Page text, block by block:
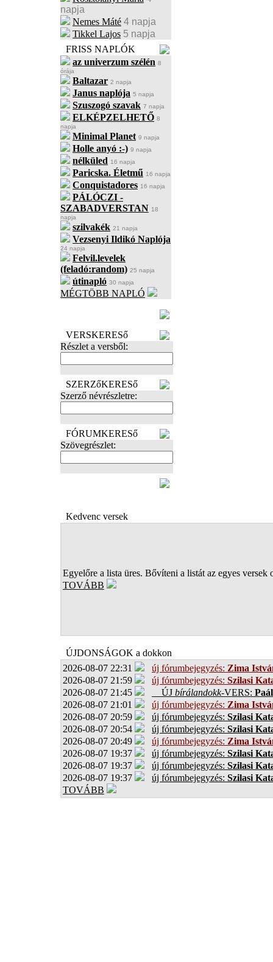
napja
Nemes Máté 4 napja
Tikkel Lajos 5 napja
FRISS NAPLÓK
az univerzum szélén 8
órája
Baltazar 2 napja
Janus naplója 5 napja
Szuszogó szavak 7 napja
ELKÉPZELHETŐ 8
napja
Minimal Planet 9 napja
Holle anyó :-) 9 napja
nélküled 16 napja
Paricska. Életmű 16 napja
Conquistadores 16 napja
PÁLÓCZI -
SZABADVERSTAN 18
napja
szilvakék 21 napja
Vezsenyi Ildikó Naplója
24 napja
Felvil.levelek
(feladó:random) 25 napja
útinapló 30 napja
MÉGTÖBB NAPLÓ
VERSKERESő
Részlet a versből:
SZERZőKERESő
Szerző névrészletre:
FÓRUMKERESő
Szövegrészlet:
Kedvenc versek
Egyelőre a lista üres. Bővíteni a listát az egyes versek
TOVÁBB
ÚJDONSÁGOK a dokkon
2026-08-07 22:31
új fórumbejegyzés: Zima
2026-08-07 21:59
új fórumbejegyzés: Szilasi
2026-08-07 21:45
ÚJ bírálandokk-VERS:
2026-08-07 21:01
új fórumbejegyzés: Zima
2026-08-07 20:59
új fórumbejegyzés: Szilasi
2026-08-07 20:54
új fórumbejegyzés: Szilasi
2026-08-07 20:49
új fórumbejegyzés: Zima
2026-08-07 19:37
új fórumbejegyzés: Szilasi
2026-08-07 19:37
új fórumbejegyzés: Szilasi
2026-08-07 19:37
új fórumbejegyzés: Szilasi
TOVÁBB